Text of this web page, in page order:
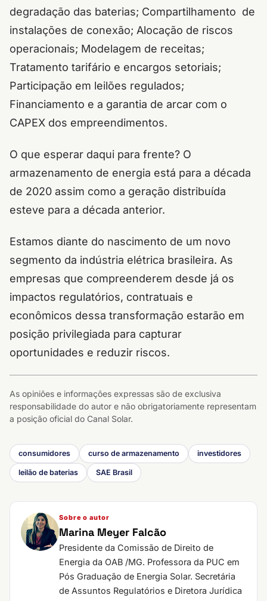
degradação das baterias; Compartilhamento de
instalações de conexão; Alocação de riscos
operacionais; Modelagem de receitas;
Tratamento tarifário e encargos setoriais;
Participação em leilões regulados;
Financiamento e a garantia de arcar com o
CAPEX dos empreendimentos.
O que esperar daqui para frente? O
armazenamento de energia está para a década
de 2020 assim como a geração distribuída
esteve para a década anterior.
Estamos diante do nascimento de um novo
segmento da indústria elétrica brasileira. As
empresas que compreenderem desde já os
impactos regulatórios, contratuais e
econômicos dessa transformação estarão em
posição privilegiada para capturar
oportunidades e reduzir riscos.
As opiniões e informações expressas são de exclusiva
responsabilidade do autor e não obrigatoriamente representam
a posição oficial do Canal Solar.
consumidores curso de armazenamento investidores
leilão de baterias SAE Brasil
Sobre o autor
Marina Meyer Falcão
Presidente da Comissão de Direito de
Energia da OAB /MG. Professora da PUC em
Pós Graduação de Energia Solar. Secretária
de Assuntos Regulatórios e Diretora Jurídica